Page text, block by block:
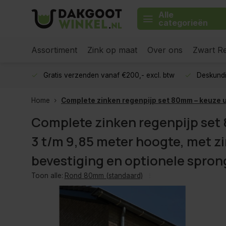
Alle
categorieën
Assortiment Zink op maat Over ons Zwart
Gratis verzenden vanaf €200,- excl. btw
Home Complete zinken regenpijp set 80mm –
Complete zinken regenpijp set
3 t/m 9,85 meter hoogte, met
bevestiging en optionele
Toon alle: Rond 80mm (standaard)